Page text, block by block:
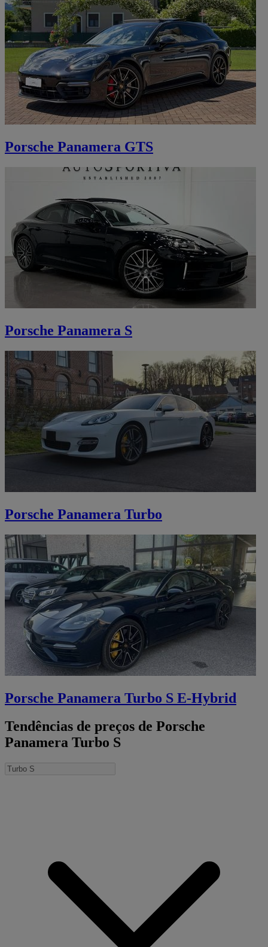
Porsche Panamera GTS
Porsche Panamera S
Porsche Panamera Turbo
Porsche Panamera Turbo S E-Hybrid
Tendências de preços de Porsche
Panamera Turbo S